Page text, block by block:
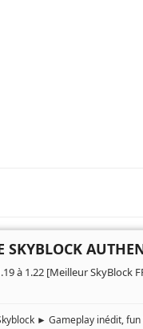
à 1.22 [Meilleur SkyBlock
► Gameplay inédit,